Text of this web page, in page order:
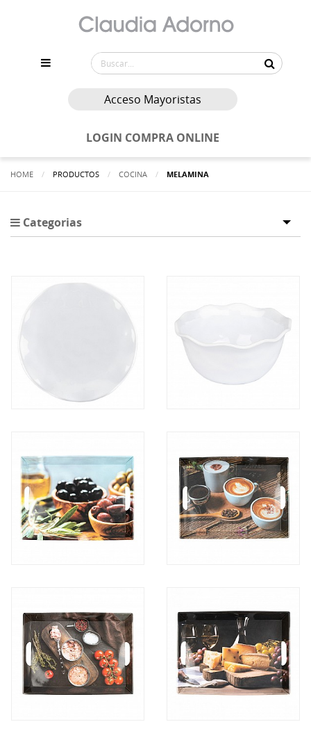
Acceso Mayoristas
LOGIN COMPRA ONLINE
HOME PRODUCTOS COCINA ACTUALMENTE:
MELAMINA
Categorias